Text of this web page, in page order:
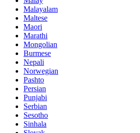
Malayalam
Maltese
Maori
Marathi
Mongolian
Burmese
Nepali
Norwegian
Pashto
Persian
Punjabi
Serbian
Sesotho
Sinhala